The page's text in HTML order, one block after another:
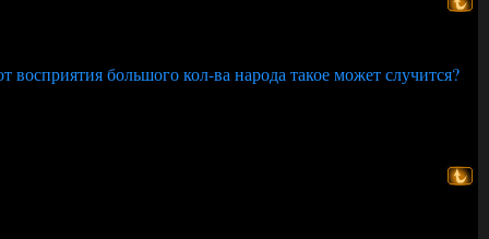
большого кол-ва народа такое может случится?